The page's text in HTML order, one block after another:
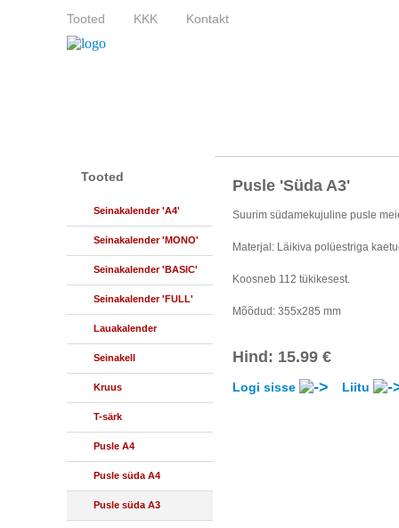
Tooted KKK Kontakt
Tooted
Seinakalender 'A4'
Seinakalender 'MONO'
Seinakalender 'BASIC'
Seinakalender 'FULL'
Lauakalender
Seinakell
Kruus
T-särk
Pusle A4
Pusle süda A4
Pusle süda A3
Pusle 'Süda A3'
Suurim südamekujuline pusle
Materjal: Läikiva polüestriga
Koosneb 112 tükikesest.
Mõõdud: 355x285 mm
Hind: 15.99 €
Logi sisse Liitu